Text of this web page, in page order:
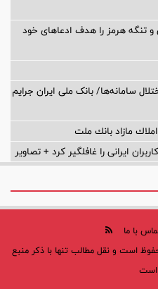
و تنگه هرمز را هدف ادعاهای خود
سامانه‌ها/ بانک ملی ایران جرایم
ایرانی را غافلگیر کرد + تصاویر
با ما
است و نقل مطالب تنها با ذکر منبع
است